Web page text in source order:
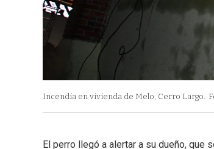
Incendia en vivienda de Melo, Cerro Largo.
El perro llegó a alertar a su dueño, que